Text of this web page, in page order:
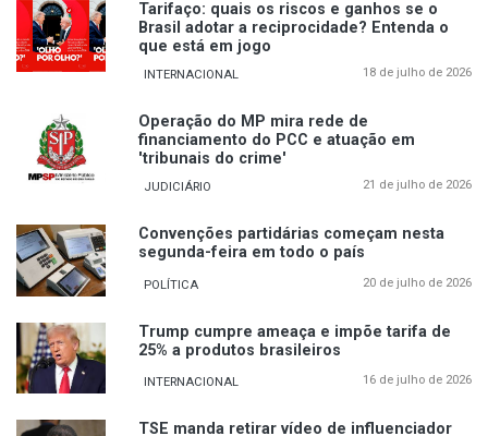
Tarifaço: quais os riscos e ganhos se o
Brasil adotar a reciprocidade? Entenda o
que está em jogo
INTERNACIONAL 18 de julho de 2026
Operação do MP mira rede de
financiamento do PCC e atuação em
'tribunais do crime'
JUDICIÁRIO 21 de julho de 2026
Convenções partidárias começam nesta
segunda-feira em todo o país
POLÍTICA 20 de julho de 2026
Trump cumpre ameaça e impõe tarifa de
25% a produtos brasileiros
INTERNACIONAL 16 de julho de 2026
TSE manda retirar vídeo de influenciador